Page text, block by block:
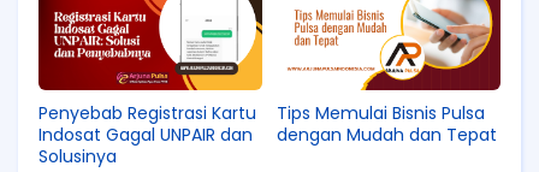
Penyebab Registrasi Kartu
Indosat Gagal UNPAIR dan
Solusinya
Tips Memulai Bisnis Pulsa
dengan Mudah dan Tepat